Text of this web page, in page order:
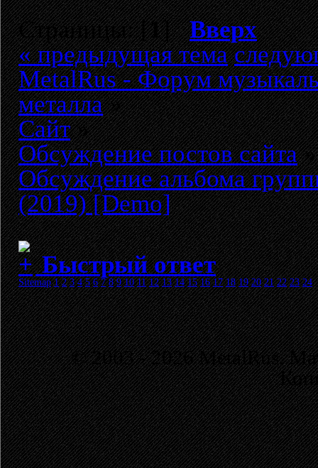
Страницы: [1]Вверх
« предыдущая тема
MetalRus - Форум
металла»
Сайт»
Обсуждение постов сайта»
Обсуждение альбома
(2019) [Demo]
Быстрый ответ
Sitemap 1 2 3 4 5 6 7 8 9 10 11 12 13 14 15 16 17 18 19 20 21 22 23 24
© 2003 - 2026 MetalRus.